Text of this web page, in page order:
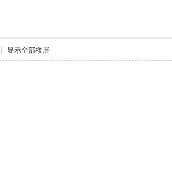
显示全部楼层